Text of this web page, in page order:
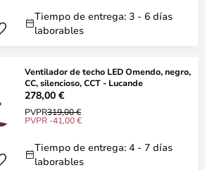
Tiempo de entrega: 3 - 6 días
laborables
Ventilador de techo LED Omendo, negro,
CC, silencioso, CCT - Lucande
278,00 €
PVPR319,00 €
PVPR -41,00 €
Tiempo de entrega: 4 - 7 días
laborables